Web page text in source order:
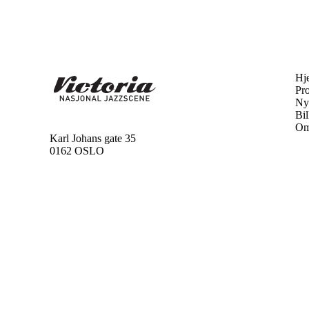
Karl Johans gate 35
0162 OSLO